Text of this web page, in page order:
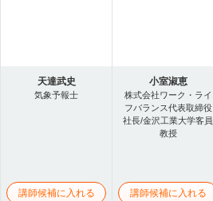
天達武史
気象予報士
講師候補に入れる
小室淑恵
株式会社ワーク・ライ
フバランス代表取締役
社長/金沢工業大学客員
教授
講師候補に入れる